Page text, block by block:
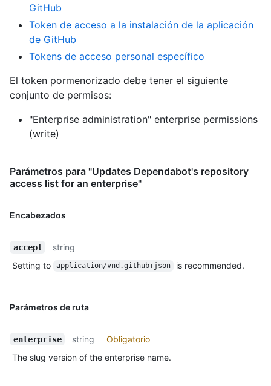
GitHub
Token de acceso a la instalación de la aplicación
de GitHub
Tokens de acceso personal específico
El token pormenorizado debe tener el siguiente
conjunto de permisos:
"Enterprise administration" enterprise permissions
(write)
Parámetros para "Updates Dependabot's repository
access list for an enterprise"
Encabezados
accept
string
Setting to
application/vnd.github+json is recommended.
Parámetros de ruta
enterprise string
Obligatorio
The slug version of the enterprise name.